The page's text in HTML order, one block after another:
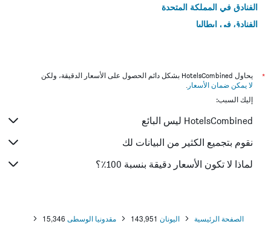
الفنادق في المملكة المتحدة
الفنادق في إيطاليا
*
يحاول HotelsCombined بشكل دائم الحصول على الأسعار الدقيقة، ولكن
لا يمكن ضمان الأسعار .
إليك السبب:
HotelsCombined ليس البائع
نقوم بتجميع الكثير من البيانات لك
لماذا لا تكون الأسعار دقيقة بنسبة 100٪؟
الصفحة الرئيسية اليونان 143,951 مقدونيا الوسطى 15,346